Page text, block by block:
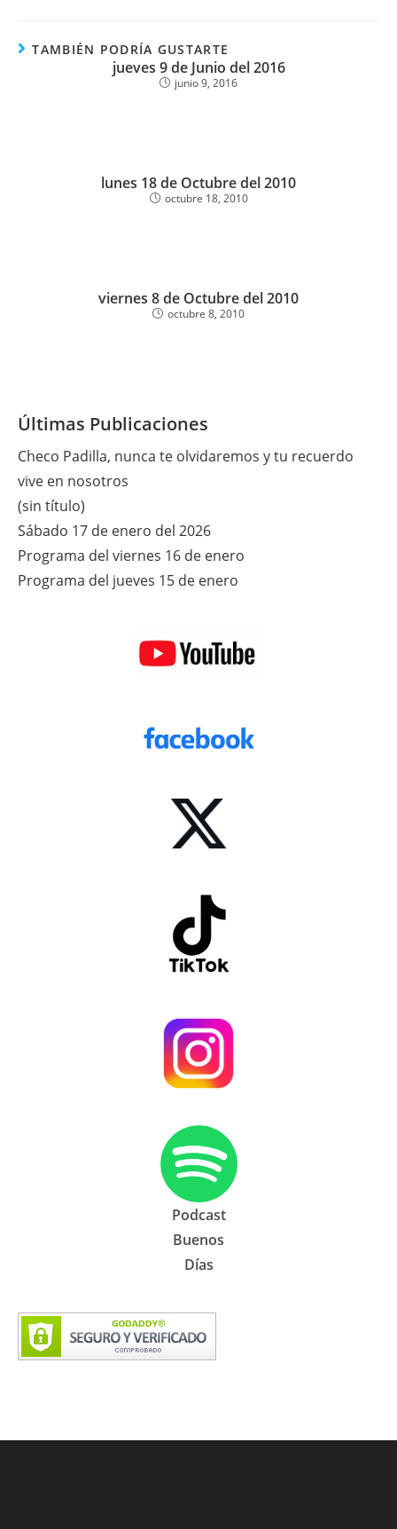
TAMBIÉN PODRÍA GUSTARTE
jueves 9 de Junio del 2016
junio 9, 2016
lunes 18 de Octubre del 2010
octubre 18, 2010
viernes 8 de Octubre del 2010
octubre 8, 2010
Últimas Publicaciones
Checo Padilla, nunca te olvidaremos y tu recuerdo
vive en nosotros
(sin título)
Sábado 17 de enero del 2026
Programa del viernes 16 de enero
Programa del jueves 15 de enero
Podcast
Buenos
Días